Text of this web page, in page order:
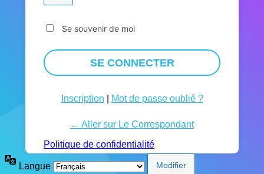
Se souvenir de moi
Inscription Mot de passe oublié ?
← Aller sur Le Correspondant
Politique de confidentialité
Langue